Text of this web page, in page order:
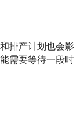
排产计划也会影
需要等待一段时